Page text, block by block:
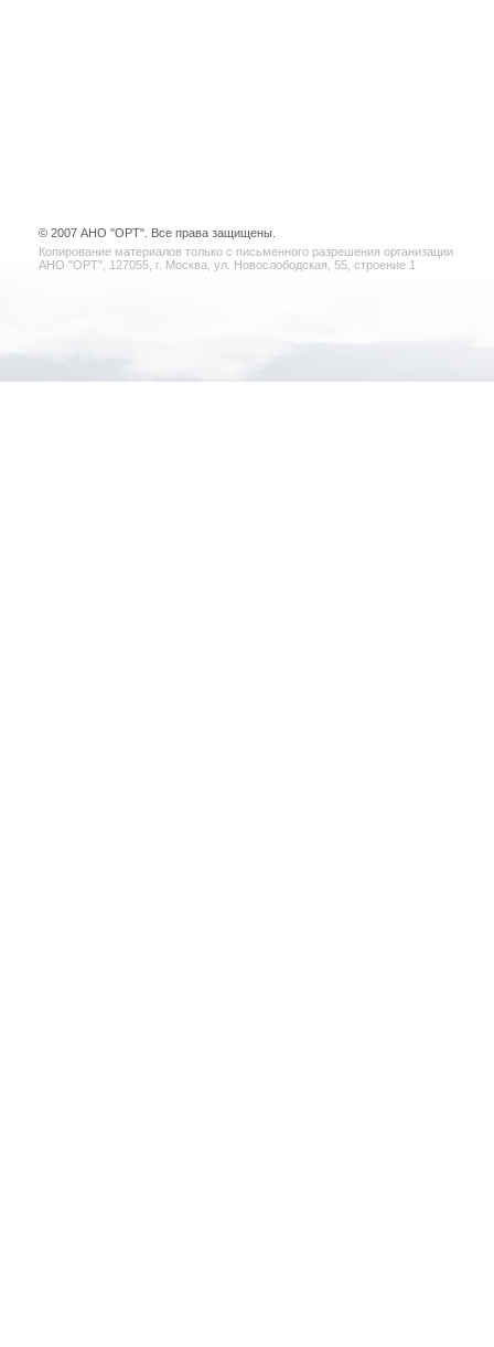
© 2007 АНО "ОРТ". Все права защищены.
Копирование материалов только с письменного разрешения организации
АНО "ОРТ", 127055, г. Москва, ул. Новослободская, 55, строение 1